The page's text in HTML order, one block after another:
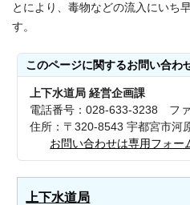
とにより、毒物などの流入にいち
す。
このページに関するお問い合わ
上下水道局 経営企画課
電話番号：028-633-3238 フ
住所：〒320-8543 宇都宮市河
お問い合わせは専用フォー
上下水道局